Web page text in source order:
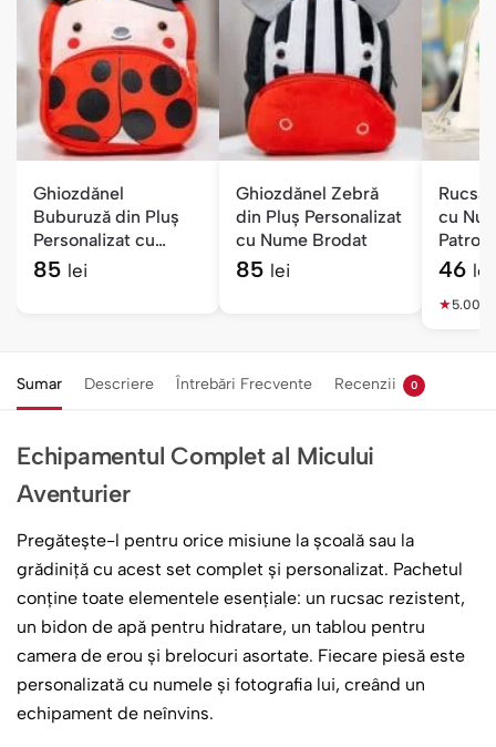
Ghiozdănel
Buburuză din Pluș
Personalizat cu
Nume Brodat
85 lei
Ghiozdănel Zebră
din Pluș Personalizat
cu Nume Brodat
85 lei
cu
Patrol
46 lei
★5.00
Sumar Descriere Întrebări Frecvente Recenzii 0
Echipamentul Complet al Micului
Aventurier
Pregătește-l pentru orice misiune la școală sau la
grădiniță cu acest set complet și personalizat. Pachetul
conține toate elementele esențiale: un rucsac rezistent,
un bidon de apă pentru hidratare, un tablou pentru
camera de erou și brelocuri asortate. Fiecare piesă este
personalizată cu numele și fotografia lui, creând un
echipament de neînvins.